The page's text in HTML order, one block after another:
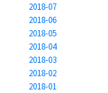
2018-07
2018-06
2018-05
2018-04
2018-03
2018-02
2018-01